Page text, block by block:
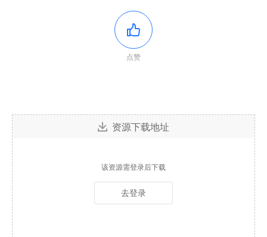
点赞
资源下载地址
该资源需登录后下载
去登录